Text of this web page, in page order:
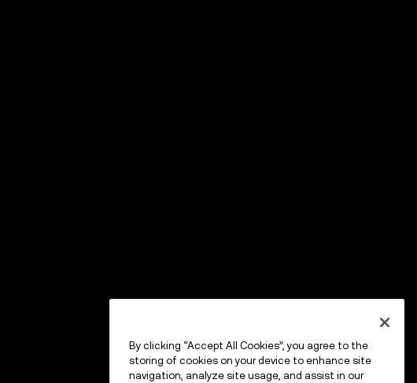
By clicking “Accept All Cookies”, you agree to the
storing of cookies on your device to enhance site
navigation, analyze site usage, and assist in our